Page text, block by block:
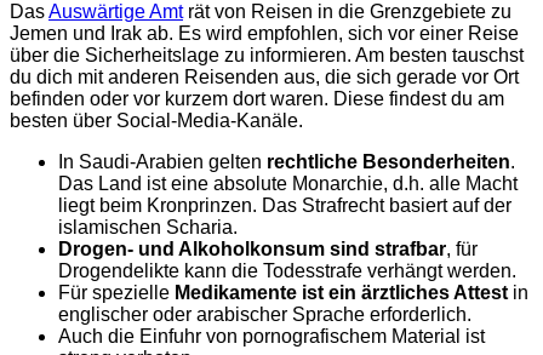
DasAuswärtige Amträt von Reisen in die Grenzgebiete zu
Jemen und Irak ab. Es wird empfohlen, sich vor einer Reise
über die Sicherheitslage zu informieren. Am besten tauschst
du dich mit anderen Reisenden aus, die sich gerade vor Ort
befinden oder vor kurzem dort waren. Diese findest du am
besten über Social-Media-Kanäle.
In Saudi-Arabien gelten rechtliche Besonderheiten.
Das Land ist eine absolute Monarchie, d.h. alle Macht
liegt beim Kronprinzen. Das Strafrecht basiert auf der
islamischen Scharia.
Drogen- und Alkoholkonsum sind strafbar, für
Drogendelikte kann die Todesstrafe verhängt werden.
Für spezielle Medikamente ist ein ärztliches Attest in
englischer oder arabischer Sprache erforderlich.
Auch die Einfuhr von pornografischem Material ist